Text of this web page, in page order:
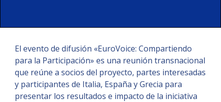
El evento de difusión «EuroVoice: Compartiendo
para la Participación» es una reunión transnacional
que reúne a socios del proyecto, partes interesadas
y participantes de Italia, España y Grecia para
presentar los resultados e impacto de la iniciativa